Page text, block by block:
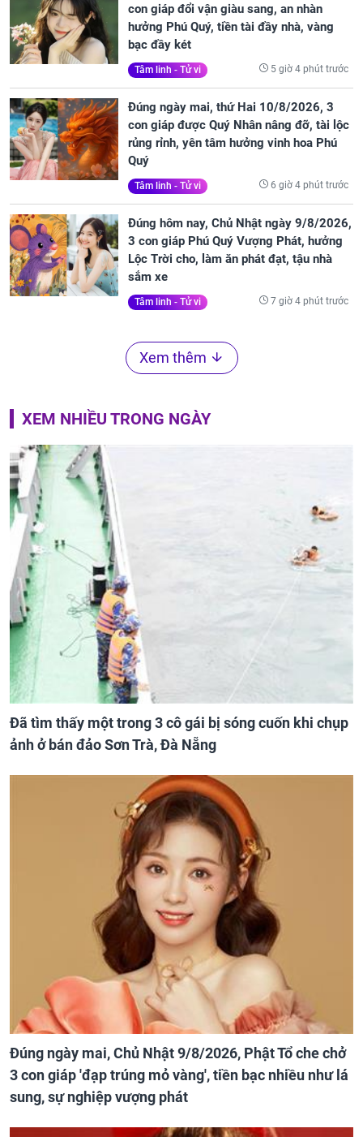
con giáp đổi vận giàu sang, an nhàn
hưởng Phú Quý, tiền tài đầy nhà, vàng
bạc đầy két
Tâm linh - Tử vi 5 giờ 4 phút trước
Đúng ngày mai, thứ Hai 10/8/2026, 3
con giáp được Quý Nhân nâng đỡ, tài lộc
rủng rỉnh, yên tâm hưởng vinh hoa Phú
Quý
Tâm linh - Tử vi 6 giờ 4 phút trước
Đúng hôm nay, Chủ Nhật ngày 9/8/2026,
3 con giáp Phú Quý Vượng Phát, hưởng
Lộc Trời cho, làm ăn phát đạt, tậu nhà
sắm xe
Tâm linh - Tử vi 7 giờ 4 phút trước
Xem thêm
XEM NHIỀU TRONG NGÀY
Đã tìm thấy một trong 3 cô gái bị sóng cuốn khi chụp
ảnh ở bán đảo Sơn Trà, Đà Nẵng
Đúng ngày mai, Chủ Nhật 9/8/2026, Phật Tổ che chở
3 con giáp 'đạp trúng mỏ vàng', tiền bạc nhiều như lá
sung, sự nghiệp vượng phát